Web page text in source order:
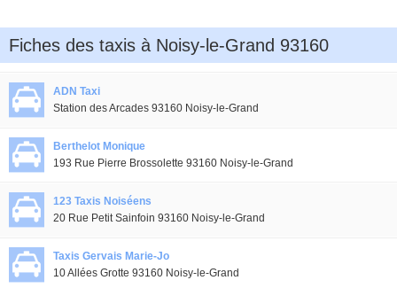
Fiches des taxis à Noisy-le-Grand 93160
ADN Taxi
Station des Arcades 93160 Noisy-le-Grand
Berthelot Monique
193 Rue Pierre Brossolette 93160 Noisy-le-Grand
123 Taxis Noiséens
20 Rue Petit Sainfoin 93160 Noisy-le-Grand
Taxis Gervais Marie-Jo
10 Allées Grotte 93160 Noisy-le-Grand